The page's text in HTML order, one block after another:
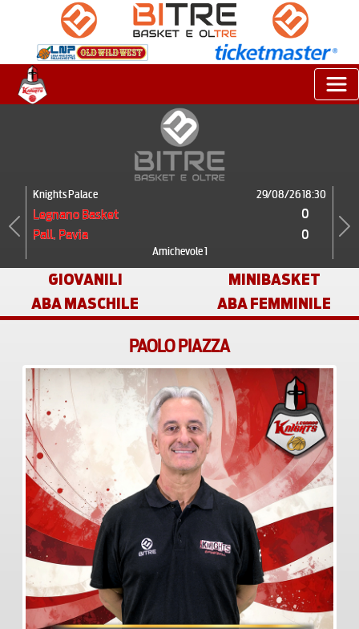
Knights Palace 29/08/26 18:30
Legnano Basket
0
Pall. Pavia
0
Amichevole 1
Previous Next
GIOVANILI
MINIBASKET
ABA MASCHILE
ABA FEMMINILE
PAOLO PIAZZA